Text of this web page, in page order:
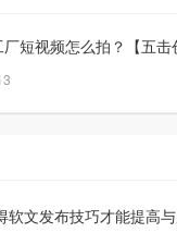
短视频怎么拍？【五击
软文发布技巧才能提高